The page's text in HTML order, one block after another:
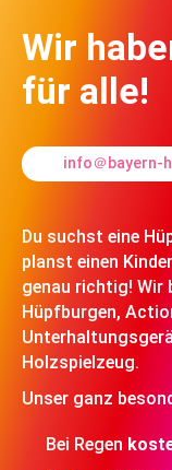
Wir
für alle!
info＠bayern-
Du suchst eine
planst einen
genau richtig! Wir
Hüpfburgen,
Holzspielzeug.
Unser ganz
Bei Regen